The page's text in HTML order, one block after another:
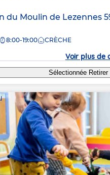
du Moulin de Lezennes
8:00-19:00 CRÈCHE
Voir plus de
Sélectionnée Retirer